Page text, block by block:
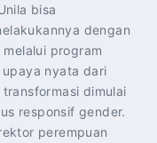
bisa
dengan
program
nyata dari
dimulai
responsif gender.
perempuan